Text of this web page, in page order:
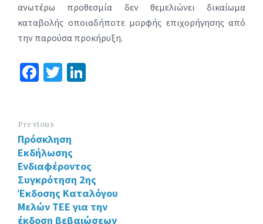
ανωτέρω προθεσμία δεν θεμελιώνει δικαίωμα
καταβολής οποιαδήποτε μορφής επιχορήγησης από
την παρούσα προκήρυξη.
Fa
o
o
k
T
Previous
Πρόσκληση
Εκδήλωσης
Ενδιαφέροντος
Συγκρότηση 2ης
Έκδοσης Καταλόγου
Μελών ΤΕΕ για την
έκδοση βεβαιώσεων